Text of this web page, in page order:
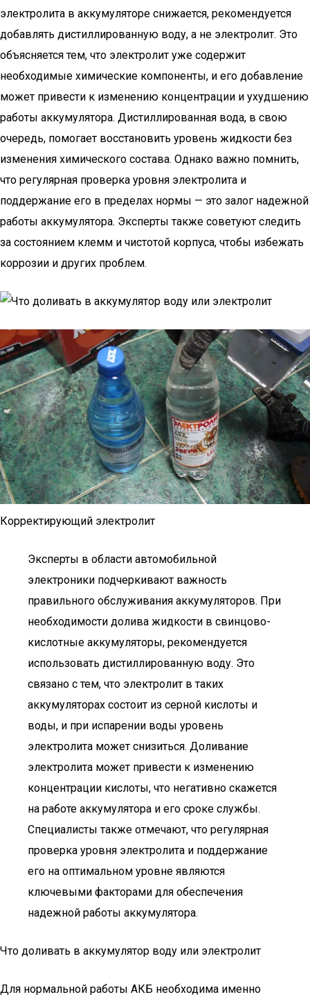
электролита в аккумуляторе снижается, рекомендуется
добавлять дистиллированную воду, а не электролит. Это
объясняется тем, что электролит уже содержит
необходимые химические компоненты, и его добавление
может привести к изменению концентрации и ухудшению
работы аккумулятора. Дистиллированная вода, в свою
очередь, помогает восстановить уровень жидкости без
изменения химического состава. Однако важно помнить,
что регулярная проверка уровня электролита и
поддержание его в пределах нормы — это залог надежной
работы аккумулятора. Эксперты также советуют следить
за состоянием клемм и чистотой корпуса, чтобы избежать
коррозии и других проблем.
Корректирующий электролит
Эксперты в области автомобильной
электроники подчеркивают важность
правильного обслуживания аккумуляторов. При
необходимости долива жидкости в свинцово-
кислотные аккумуляторы, рекомендуется
использовать дистиллированную воду. Это
связано с тем, что электролит в таких
аккумуляторах состоит из серной кислоты и
воды, и при испарении воды уровень
электролита может снизиться. Доливание
электролита может привести к изменению
концентрации кислоты, что негативно скажется
на работе аккумулятора и его сроке службы.
Специалисты также отмечают, что регулярная
проверка уровня электролита и поддержание
его на оптимальном уровне являются
ключевыми факторами для обеспечения
надежной работы аккумулятора.
Что доливать в аккумулятор воду или электролит
Для нормальной работы АКБ необходима именно